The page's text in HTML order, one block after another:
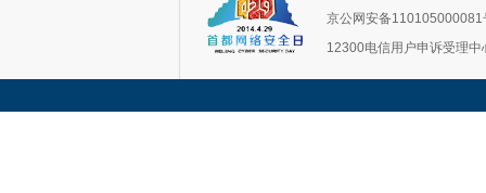
京公网安备110105000081
12300电信用户申诉受理中